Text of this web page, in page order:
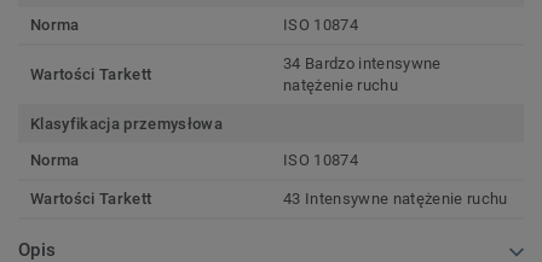
Norma ISO 10874
Wartości Tarkett
34 Bardzo intensywne
natężenie ruchu
Klasyfikacja przemysłowa
Norma
ISO 10874
Wartości Tarkett 43 Intensywne natężenie ruchu
Opis